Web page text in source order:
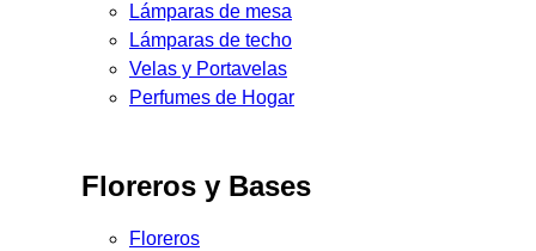
Lámparas de mesa
Lámparas de techo
Velas y Portavelas
Perfumes de Hogar
Floreros y Bases
Floreros